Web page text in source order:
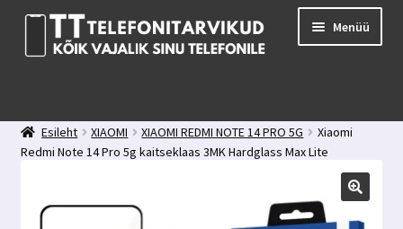
Liigu
navigeerimisele
Liigu
juurde
Menüü
Minu konto
Kontakt
Esileht XIAOMI XIAOMI REDMI NOTE 14 PRO 5G
Xiaomi
Redmi Note 14 Pro 5g kaitseklaas 3MK Hardglass Max Lite